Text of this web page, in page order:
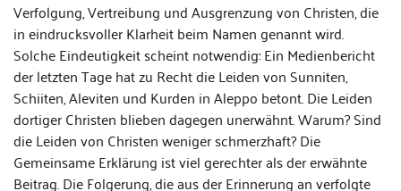
Verfolgung, Vertreibung und Ausgrenzung von Christen, die
in eindrucksvoller Klarheit beim Namen genannt wird.
Solche Eindeutigkeit scheint notwendig: Ein Medienbericht
der letzten Tage hat zu Recht die Leiden von Sunniten,
Schiiten, Aleviten und Kurden in Aleppo betont. Die Leiden
dortiger Christen blieben dagegen unerwähnt. Warum? Sind
die Leiden von Christen weniger schmerzhaft? Die
Gemeinsame Erklärung ist viel gerechter als der erwähnte
Beitrag. Die Folgerung, die aus der Erinnerung an verfolgte